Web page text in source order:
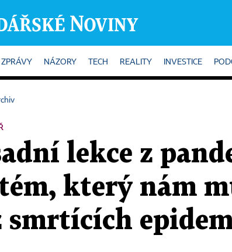
ZPRÁVY NÁZORY TECH REALITY INVESTICE
lekce z
který nám
smrtících